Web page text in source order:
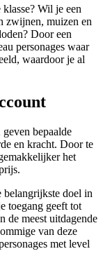
Wil je een
zwijnen, muizen en
Door een
personages waar
waardoor je al
bepaalde
en kracht. Door te
het
belangrijkste doel in
toegang geeft tot
de meest uitdagende
van deze
met level